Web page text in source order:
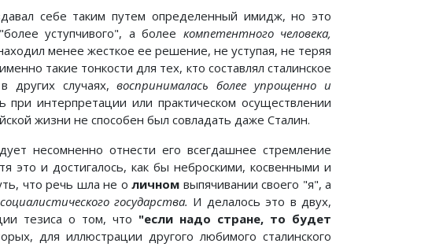
себе таким путем определенный имидж, но это
уступчивого", а более компетентного человека,
менее жесткое ее решение, не уступая, не теряя
такие тонкости для тех, кто составлял сталинское
других случаях,воспринималась более упрощенно и
интерпретации или практическом осуществлении
жизни не способен был совладать даже Сталин.
несомненно отнести его всегдашнее стремление
это и достигалось, как бы неброскими, косвенными и
что речь шла не о личном выпячивании своего "я", а
государства. И делалось это в двух,
тезиса о том, что "если надо стране, то будет
для иллюстрации другого любимого сталинского